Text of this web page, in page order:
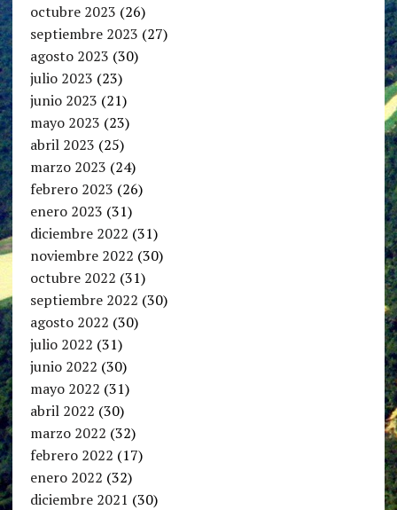
octubre 2023 (26)
septiembre 2023 (27)
agosto 2023 (30)
julio 2023 (23)
junio 2023 (21)
mayo 2023 (23)
abril 2023 (25)
marzo 2023 (24)
febrero 2023 (26)
enero 2023 (31)
diciembre 2022 (31)
noviembre 2022 (30)
octubre 2022 (31)
septiembre 2022 (30)
agosto 2022 (30)
julio 2022 (31)
junio 2022 (30)
mayo 2022 (31)
abril 2022 (30)
marzo 2022 (32)
febrero 2022 (17)
enero 2022 (32)
diciembre 2021 (30)